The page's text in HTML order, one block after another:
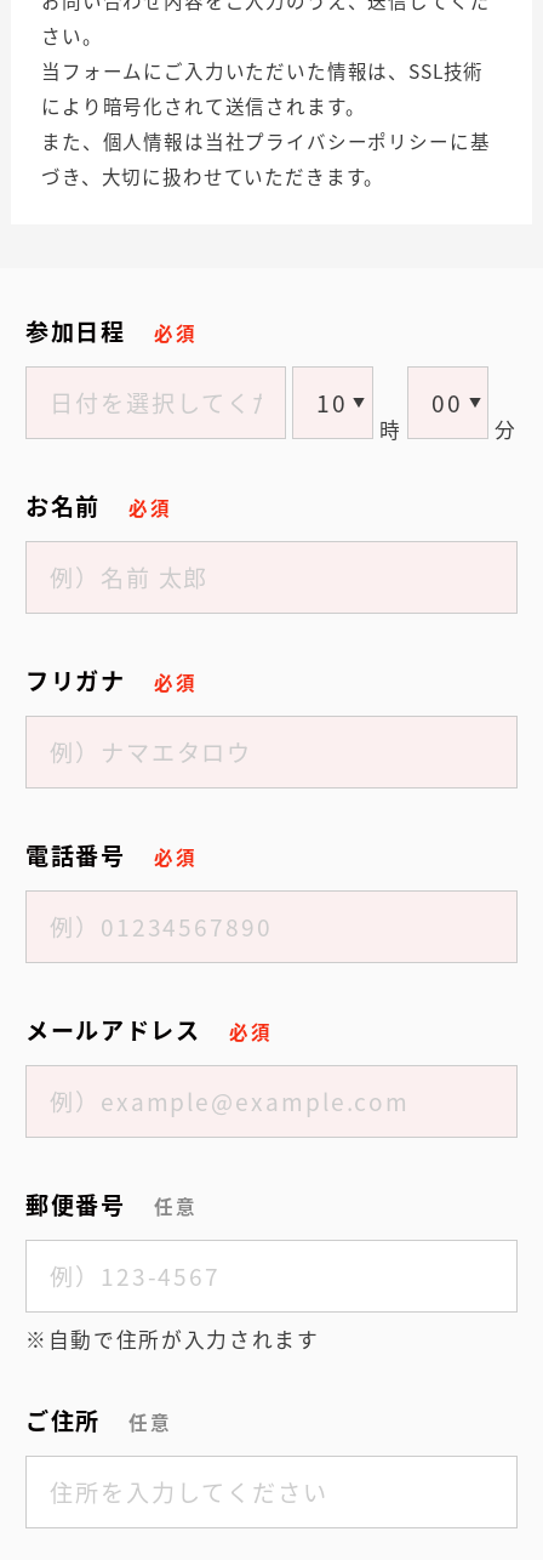
さい。
当フォームにご入力いただいた情報は、SSL技術
により暗号化されて送信されます。
また、個人情報は当社プライバシーポリシー に基
づき、大切に扱わせていただきます。
参加日程 必須
時 分
お名前 必須
フリガナ 必須
電話番号 必須
メールアドレス 必須
郵便番号 任意
自動で住所が入力されます
ご住所 任意